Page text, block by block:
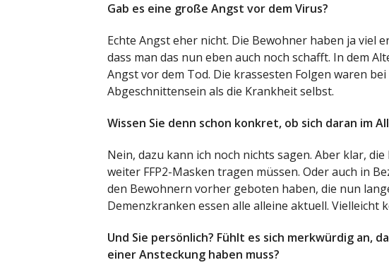
Gab es eine große Angst vor dem Virus?
Echte Angst eher nicht. Die Bewohner haben ja viel
dass man das nun eben auch noch schafft. In dem
Angst vor dem Tod. Die krassesten Folgen waren
Abgeschnittensein als die Krankheit selbst.
Wissen Sie denn schon konkret, ob sich daran im
Nein, dazu kann ich noch nichts sagen. Aber klar,
weiter FFP2-Masken tragen müssen. Oder auch in
den Bewohnern vorher geboten haben, die nun
Demenzkranken essen alle alleine aktuell. Vielleicht
Und Sie persönlich? Fühlt es sich merkwürdig an,
einer Ansteckung haben muss?